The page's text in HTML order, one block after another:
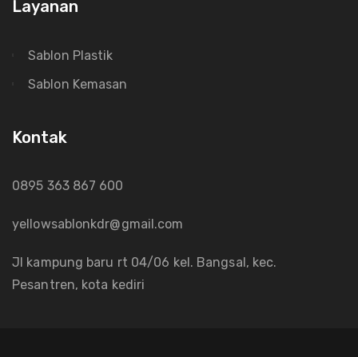
Layanan
Sablon Plastik
Sablon Kemasan
Kontak
0895 363 867 600
yellowsablonkdr@gmail.com
Jl kampung baru rt 04/06 kel. Bangsal, kec.
Pesantren, kota kediri